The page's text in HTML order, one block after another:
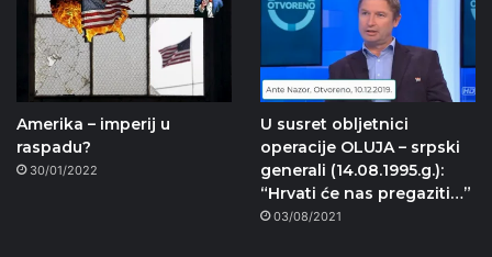
Amerika – imperij u
raspadu?
30/01/2022
U susret obljetnici
operacije OLUJA – srpski
generali (14.08.1995.g.):
“Hrvati će nas pregaziti…”
03/08/2021